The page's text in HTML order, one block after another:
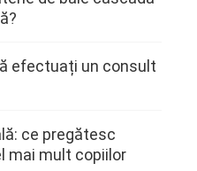
efectuați un consult
ce pregătesc
mai mult copiilor